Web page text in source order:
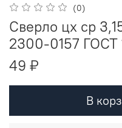
(0)
Сверло цх ср
2300-0157 ГОСТ
49 ₽
В